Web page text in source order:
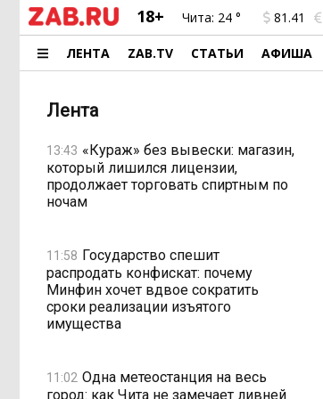
18+ Чита: 24 ° 81.41
ЛЕНТА ZAB.TV СТАТЬИ АФИША
Лента
13:43 «Кураж» без вывески: магазин,
который лишился лицензии,
продолжает торговать спиртным по
ночам
11:58 Государство спешит
распродать конфискат: почему
Минфин хочет вдвое сократить
сроки реализации изъятого
имущества
11:02 Одна метеостанция на весь
город: как Чита не замечает ливней